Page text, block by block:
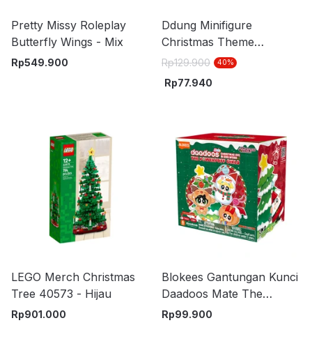
Pretty Missy Roleplay
Butterfly Wings - Mix
Rp549.900
Ddung Minifigure
Christmas Theme
Random
Rp129.900 40%
Rp77.940
LEGO Merch Christmas
Tree 40573 - Hijau
Rp901.000
Blokees Gantungan Kunci
Daadoos Mate The
Powerpuff Girls Christmas
Rp99.900